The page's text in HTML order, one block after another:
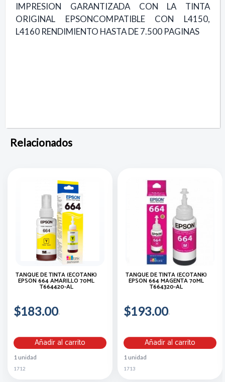
IMPRESION GARANTIZADA CON LA TINTA
ORIGINAL EPSONCOMPATIBLE CON L4150,
L4160 RENDIMIENTO HASTA DE 7.500 PAGINAS
Relacionados
TANQUE DE TINTA (ECOTANK)
EPSON 664 AMARILLO 70ML
T664420-AL
$183.00
Añadir al carrito
1 unidad
1712
TANQUE DE TINTA (ECOTANK)
EPSON 664 MAGENTA 70ML
T664320-AL
$193.00
Añadir al carrito
1 unidad
1713